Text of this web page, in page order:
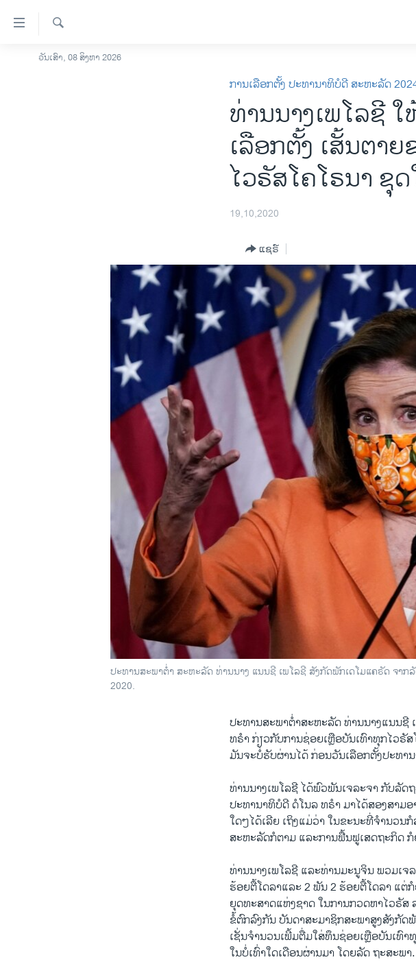
ລິ້ງ
ສຳຫລັບ
ໂຮມເພຈ
ວິທະຍາສາດ-ເທັກໂນໂລຈີ
ຄົ້ນຫາ
ວັນເສົາ, 08 ສິງຫາ 2026
ການເລືອກຕັ້ງ ປະທານາທິບໍດີ ສະຫະລັດ
ທ່ານນາງເພໂລຊີ
ເລືອກຕັ້ງ ເສັ້ນຕາ
ໄວຣັສໂຄໂຣນາ ຊຸ
19,10,2020
ແຊຣ໌
ປະທານສະພາຕ່ຳ ສະຫະລັດ ທ່ານນາງ ແນນຊີ ເພໂລຊີ ສັງກັດພັກເດໂມແຄຣັດ ຈາ
2020.
ປະທານສະພາຕ່ຳສະຫະລັດ ທ່ານນາງແນນຊີ
ທຣຳ ກ່ຽວກັບການຊ່ອຍເຫຼືອບັນເທົາທຸກໄວຣັ
ມັນຈະບໍ່ຮັບຜ່ານໄດ້ ກ່ອນວັນເລືອກຕັ້ງປະທາ
ທ່ານນາງເພໂລຊີ ໄດ້ພົວພັນເຈລະຈາ ກັບລັ
ປະທານາທິບໍດີ ດໍໂນລ ທຣຳ ມາໄດ້ສອງສາມ
ໃດໆໄດ້ເລີຍ ເຖິງແມ່ວ່າ ໃນຂະນະທີ່ຈຳນວນ
ສະຫະລັດກໍຕາມ ແລະການຟື້ນຟູເສດຖະກິດ
ທ່ານນາງເພໂລຊີ ແລະທ່ານມະນູຈິນ ພວມເ
ຮ້ອຍຕື້ໂດລາແລະ 2 ພັນ 2 ຮ້ອຍຕື້ໂດລາ ແຕ່
ຍຸດທະສາດແຫ່ງຊາດ ໃນການກວດຫາໄວຣັສ
ຂໍ້ຕົກລົງກັນ ບັນດາສະມາຊິກສະພາສູງສັງກັ
ເຊັ່ນຈຳນວນເພີ້ມຕື່ມໃສ່ທຶນຊ່ອຍເຫຼືອບັນເທົ
ໃນບໍ່ເທົ່າໃດເດືອນຜ່ານມາ ໂດຍລັດ ຖະສະພາ.